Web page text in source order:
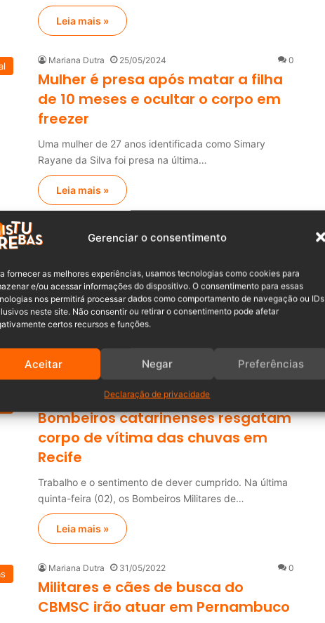
Gerenciar o consentimento
fornecer as melhores experiências, usamos tecnologias como cookies para
e/ou acessar informações do dispositivo. O consentimento para essas
nos permitirá processar dados como comportamento de navegação ou IDs
neste site. Não consentir ou retirar o consentimento pode afetar
certos recursos e funções.
Aceitar Negar Preferências
Declaração de privacidade
Leia mais »
Mariana Dutra 25/05/2024 0
Mulher é presa após matar a filha
de 10 meses e ocultar o corpo em
freezer
Uma mulher de 27 anos identificada como Simary
Rayane da Silva foi presa na última…
Leia mais »
Incêndio atinge prédio em
construção de 28 andares e causa
susto aos moradores
Na noite de quinta-feira (28), um incêndio de grandes
proporções assolou um edifício em construção…
Leia mais »
Andressa Caroline Maas 03/06/2022
Bombeiros catarinenses resgatam
corpo de vítima das chuvas em
Recife
Trabalho e o sentimento de dever cumprido. Na última
quinta-feira (02), os Bombeiros Militares de…
Leia mais »
Mariana Dutra 31/05/2022 0
Militares e cães de busca do
CBMSC irão atuar em Pernambuco